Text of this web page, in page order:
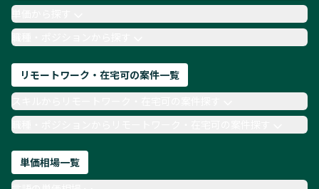
月収100万円 業務委託
COBOL
Ruby
TypeScript
Laravel AWS
単価から探す
職種・ポジションから探す
リモートワーク・在宅可の案件一覧
職種・ポジションからリモートワーク・在宅可の案件探す
単価相場一覧